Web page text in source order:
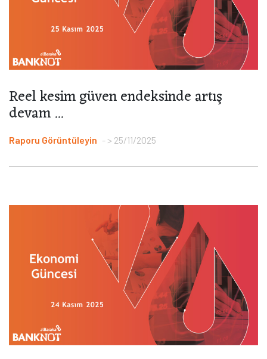
Reel kesim güven endeksinde artış
devam ...
Raporu Görüntüleyin > 25/11/2025